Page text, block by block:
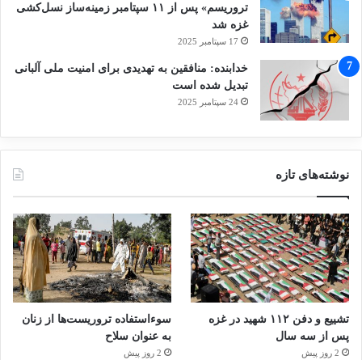
تروریسم» پس از ۱۱ سپتامبر زمینه‌ساز نسل‌کشی
غزه شد
17 سپتامبر 2025
خدابنده: منافقین به تهدیدی برای امنیت ملی آلبانی
تبدیل شده است
24 سپتامبر 2025
نوشته‌های تازه
تشییع و دفن ۱۱۲ شهید در غزه
پس از سه سال
2 روز پیش
سوءاستفاده تروریست‌ها از زنان
به عنوان سلاح
2 روز پیش